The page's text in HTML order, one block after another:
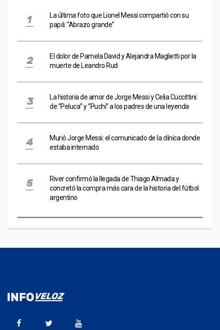
La última foto que Lionel Messi compartió con su
papá: “Abrazo grande”
El dolor de Pamela David y Alejandra Maglietti por la
muerte de Leandro Rud
La historia de amor de Jorge Messi y Celia Cuccittini:
de “Peluca” y “Puchi” a los padres de una leyenda
Murió Jorge Messi: el comunicado de la clínica donde
estaba internado
River confirmó la llegada de Thiago Almada y
concretó la compra más cara de la historia del fútbol
argentino